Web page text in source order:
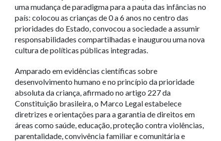
uma mudança de paradigma para a pauta das infâncias no
país: colocou as crianças de 0 a 6 anos no centro das
prioridades do Estado, convocou a sociedade a assumir
responsabilidades compartilhadas e inaugurou uma nova
cultura de políticas públicas integradas.
Amparado em evidências científicas sobre
desenvolvimento humano e no princípio da prioridade
absoluta da criança, afirmado no artigo 227 da
Constituição brasileira, o Marco Legal estabelece
diretrizes e orientações para a garantia de direitos em
áreas como saúde, educação, proteção contra violências,
parentalidade, convivência familiar e comunitária e